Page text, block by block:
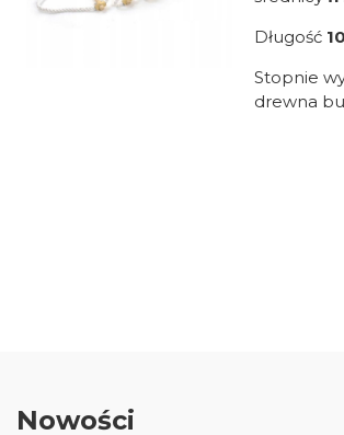
Długość
Stopnie
drewna
Nowości